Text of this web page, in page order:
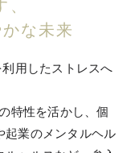
な未来
用したストレスへ
特性を活かし、個
起業のメンタルヘル